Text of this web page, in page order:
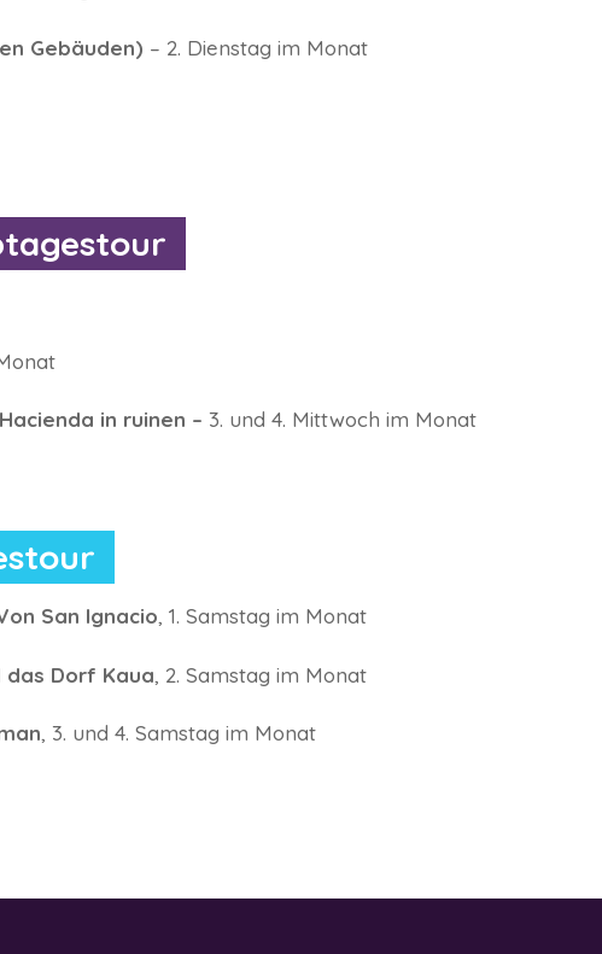
Gebäuden) – 2. Dienstag im Monat
in ruinen – 3. und 4. Mittwoch im Monat
San Ignacio, 1. Samstag im Monat
das Dorf Kaua, 2. Samstag im Monat
, 3. und 4. Samstag im Monat